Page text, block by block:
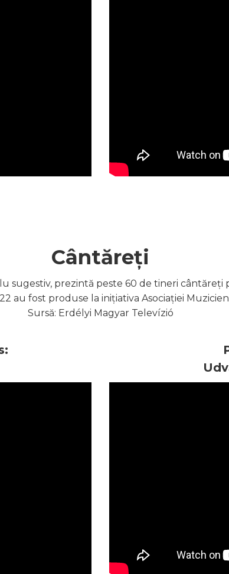
Cântăreți
sugestiv, prezintă peste 60 de tineri cântăreți
au fost produse la inițiativa Asociației
Sursă: Erdélyi Magyar Televízió